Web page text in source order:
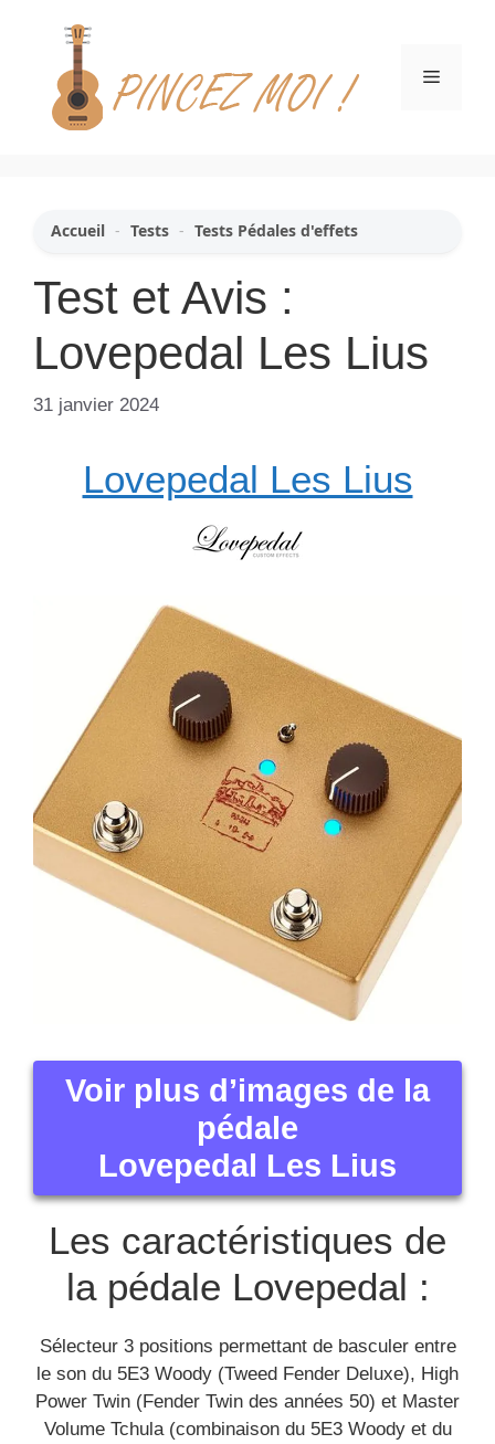
contenu
Menu
Accueil - Tests - Tests Pédales d'effets
Test et Avis :
Lovepedal Les Lius
31 janvier 2024
Lovepedal Les Lius
Voir plus d’images de la
pédale
Lovepedal Les Lius
Les caractéristiques de
la pédale Lovepedal :
Sélecteur 3 positions permettant de basculer entre
le son du 5E3 Woody (Tweed Fender Deluxe), High
Power Twin (Fender Twin des années 50) et Master
Volume Tchula (combinaison du 5E3 Woody et du